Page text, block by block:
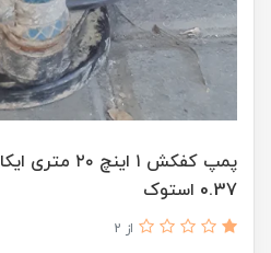
0.37 استوک
از 2